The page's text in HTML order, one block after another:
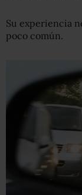
Su experiencia
poco común.